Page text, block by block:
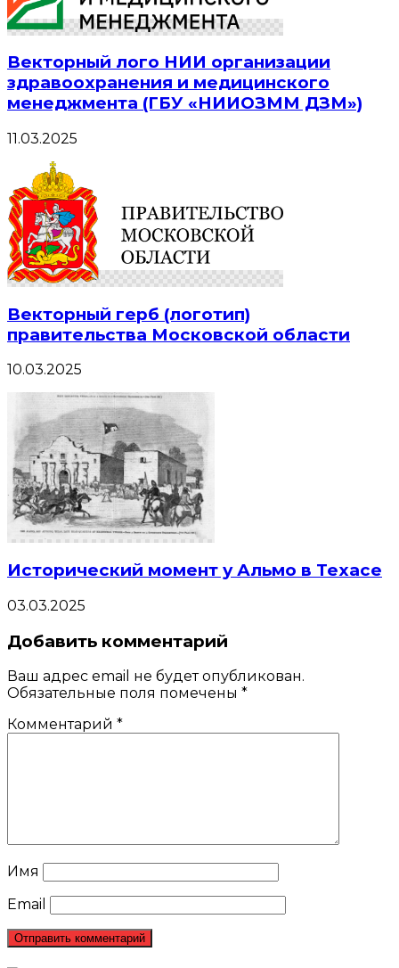
Векторный лого НИИ организации
здравоохранения и медицинского
менеджмента (ГБУ «НИИОЗММ ДЗМ»)
11.03.2025
Векторный герб (логотип)
правительства Московской области
10.03.2025
Исторический момент у Альмо в Техасе
03.03.2025
Добавить комментарий
Ваш адрес email не будет опубликован.
Обязательные поля помечены *
Комментарий *
Имя
Email